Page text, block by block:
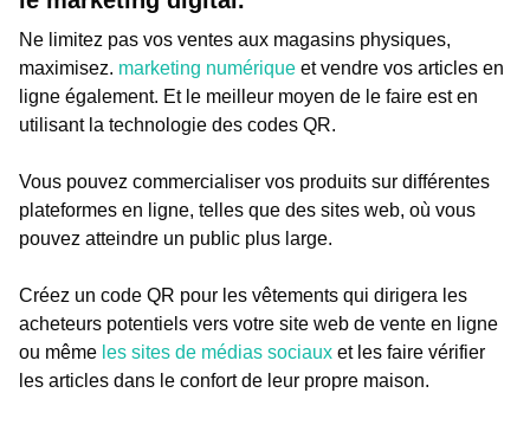
Ne limitez pas vos ventes aux magasins physiques,
maximisez. marketing numérique et vendre vos articles en
ligne également. Et le meilleur moyen de le faire est en
utilisant la technologie des codes QR.
Vous pouvez commercialiser vos produits sur différentes
plateformes en ligne, telles que des sites web, où vous
pouvez atteindre un public plus large.
Créez un code QR pour les vêtements qui dirigera les
acheteurs potentiels vers votre site web de vente en ligne
ou même les sites de médias sociaux et les faire vérifier
les articles dans le confort de leur propre maison.